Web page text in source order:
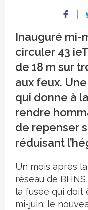
Inauguré mi-
circuler 43
de 18 m sur
aux feux.
qui donne à
rendre
de repenser
réduisant
Un mois après
réseau de
la fusée qui doit
mi-juin: le